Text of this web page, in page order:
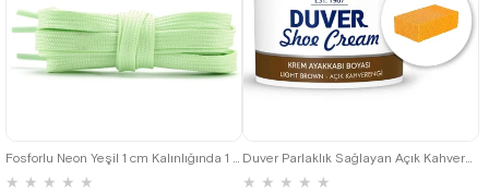
Fosforlu Neon Yeşil 1 cm Kalınlığında 1 Çift Yassı Spor Ayakkabı Bağcığı
★ ★ ★ ★ ★
Duver Parlaklık Sağlayan Açık Kahverengi Ayakkabı Boyası ve Boyama Seti
★ ★ ★ ★ ★